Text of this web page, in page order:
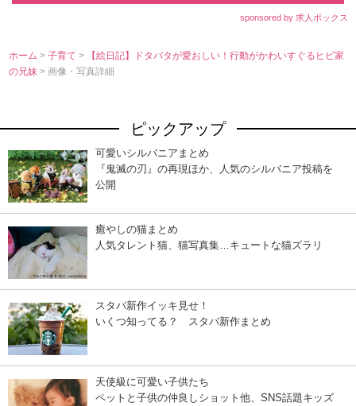
sponsored by 求人ボックス
ホーム >子育て>
【絵日記】ドタバタが愛おしい！行動がかわいすぐるヒビ家
の兄妹> 画像・写真詳細
ピックアップ
可愛いシルバニアまとめ
『鬼滅の刃』の再現ほか、人気のシルバニア投稿を
公開
癒やしの猫まとめ
人気タレント猫、猫写真集…キュートな猫ズラリ
スタバ新作イッキ見せ！
いくつ知ってる？ スタバ新作まとめ
天使級に可愛い子供たち
ペットと子供の仲良しショット他、SNS話題キッズ